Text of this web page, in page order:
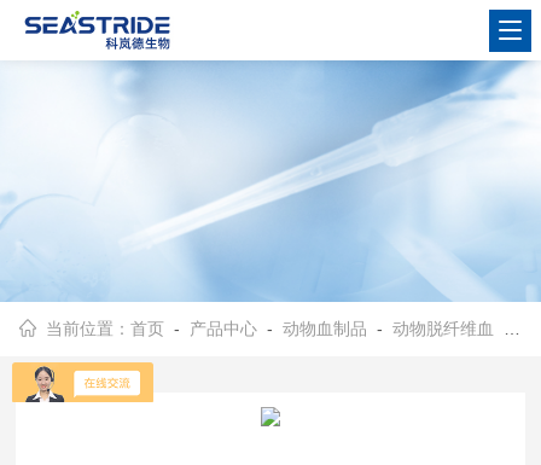
当前位置：首页 - 产品中心 -动物血制品 -动物脱纤维血